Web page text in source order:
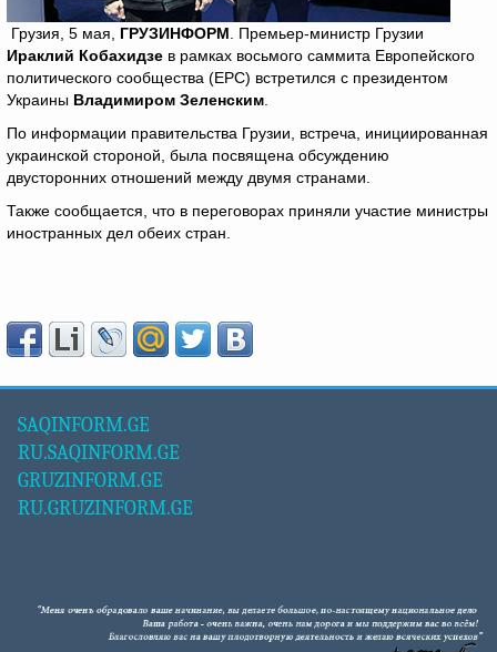
Грузия, 5 мая, ГРУЗИНФОРМ . Премьер-министр Грузии
Ираклий Кобахидзе в рамках восьмого саммита Европейского
политического сообщества (EPC) встретился с президентом
Украины Владимиром Зеленским
По информации правительства Грузии, встреча, инициированная
украинской стороной, была посвящена обсуждению
двусторонних отношений между двумя странами.
Также сообщается, что в переговорах приняли участие министры
иностранных дел обеих стран.
SAQINFORM.GE
RU.SAQINFORM.GE
GRUZINFORM.GE
RU.GRUZINFORM.GE